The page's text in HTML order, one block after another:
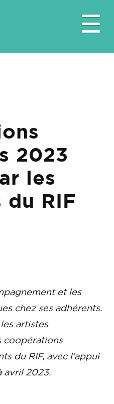
☰
2023
les
du RIF
et les
chez ses adhérents.
artistes
coopérations
du RIF, avec l’appui
avril 2023.